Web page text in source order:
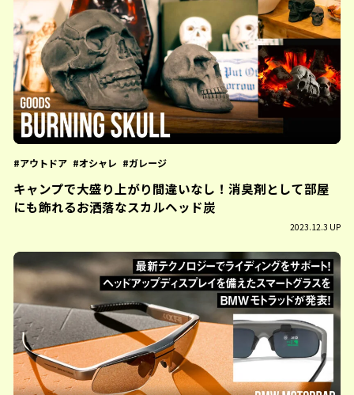
アウトドア オシャレ ガレージ
キャンプで大盛り上がり間違いなし！消臭剤として部屋
にも飾れるお洒落なスカルヘッド炭
2023.12.3 UP